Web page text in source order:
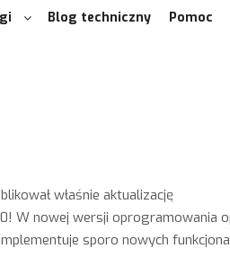
Blog techniczny Pomoc
właśnie aktualizację
W nowej wersji oprogramowania
sporo nowych